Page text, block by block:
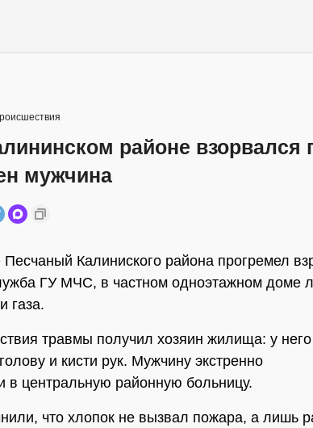
районе взорвался
мужчина
Песчаный Калиниского района прогремел
ГУ МЧС, в частном одноэтажном доме
газа.
травмы получил хозяин жилища: у
и кисти рук. Мужчину экстренно
в центральную районную больницу.
что хлопок не вызвал пожара, а лишь